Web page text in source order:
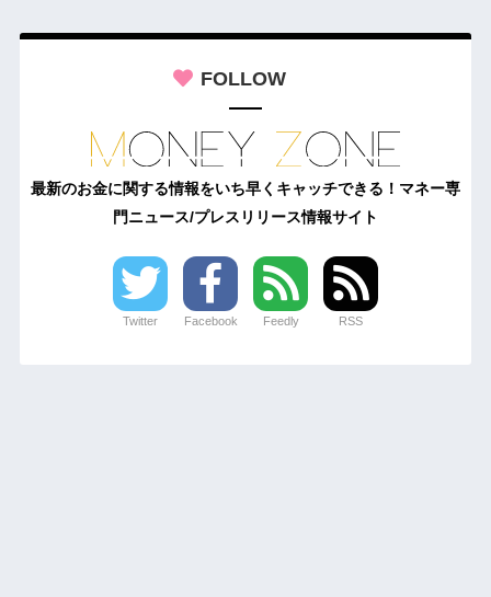
FOLLOW
最新のお金に関する情報をいち早くキャッチできる！マネー専
門ニュース/プレスリリース情報サイト
Twitter Facebook Feedly RSS